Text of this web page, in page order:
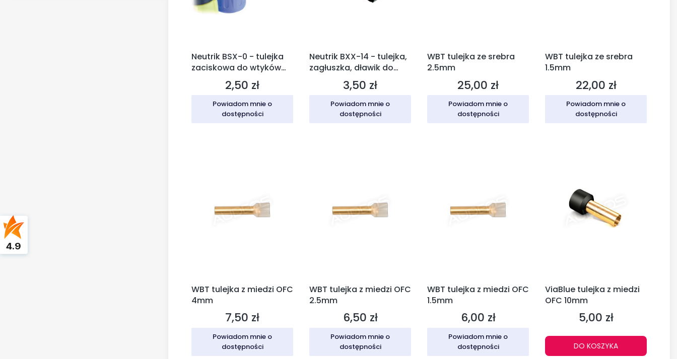
Neutrik BSX-0 - tulejka
zaciskowa do wtyków
XLR czarnaCena
2,50 zł
Powiadom mnie o
dostępności
Neutrik BXX-14 - tulejka,
zagłuszka, dławik do
wtyków XLR
Cena
3,50 zł
Powiadom mnie o
dostępności
WBT tulejka ze srebra
2.5mm
Cena
25,00 zł
Powiadom mnie o
dostępności
WBT tulejka ze srebra
1.5mm
Cena
22,00 zł
Powiadom mnie o
dostępności
WBT tulejka z miedzi OFC
4mm
Cena
7,50 zł
Powiadom mnie o
dostępności
WBT tulejka z miedzi OFC
2.5mm
Cena
6,50 zł
Powiadom mnie o
dostępności
WBT tulejka z miedzi OFC
1.5mm
Cena
6,00 zł
Powiadom mnie o
dostępności
ViaBlue tulejka z miedzi
OFC 10mm
Cena
5,00 zł
DO KOSZYKA
4.9